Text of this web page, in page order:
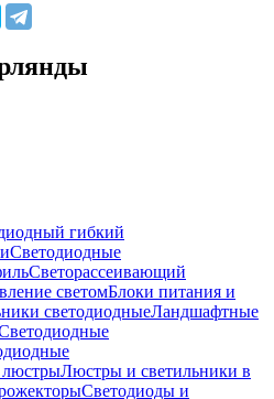
гибкий
Светодиодные
Светорассеивающий
светомБлоки питания и
светодиодныеЛандшафтные
люстрыЛюстры и светильники в
Светодиоды и